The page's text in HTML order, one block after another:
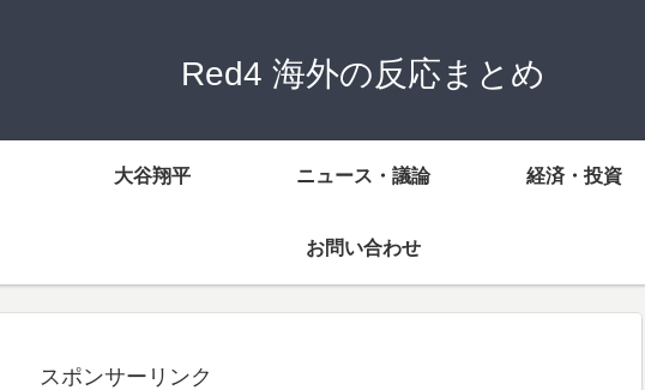
Red4 海外の反応まとめ
大谷翔平 ニュース・議論 経済・投資
お問い合わせ
スポンサーリンク